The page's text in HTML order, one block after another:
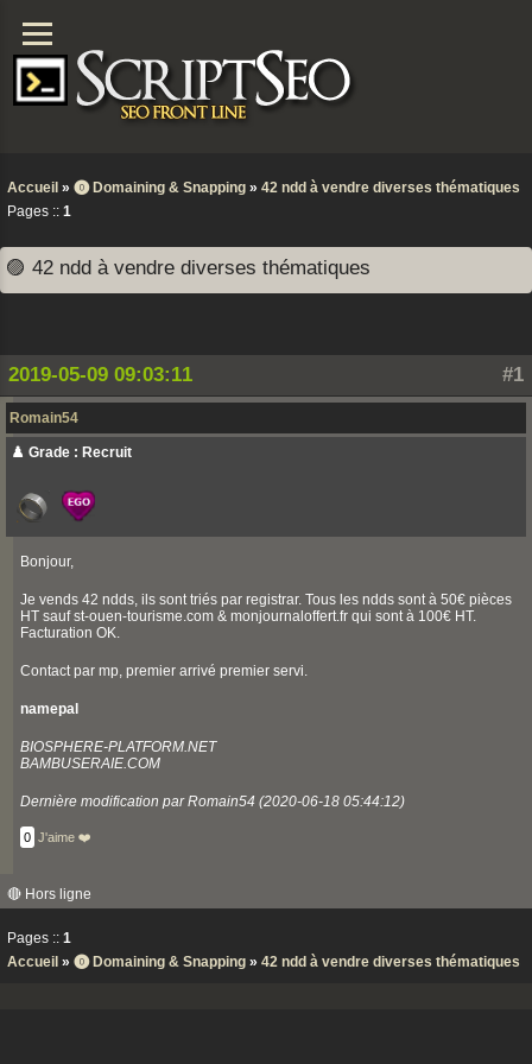
Accueil » ⓿ Domaining & Snapping » 42 ndd à vendre diverses thématiques
Pages :: 1
🟣 42 ndd à vendre diverses thématiques
#1
2019-05-09 09:03:11
Romain54
♟️ Grade : Recruit
Bonjour,
Je vends 42 ndds, ils sont triés par registrar. Tous les ndds sont à 50€ pièces
HT sauf st-ouen-tourisme.com & monjournaloffert.fr qui sont à 100€ HT.
Facturation OK.
Contact par mp, premier arrivé premier servi.
namepal
BIOSPHERE-PLATFORM.NET
BAMBUSERAIE.COM
Dernière modification par Romain54 (2020-06-18 05:44:12)
0 J'aime ❤️
🔴 Hors ligne
Pages :: 1
Accueil » ⓿ Domaining & Snapping » 42 ndd à vendre diverses thématiques